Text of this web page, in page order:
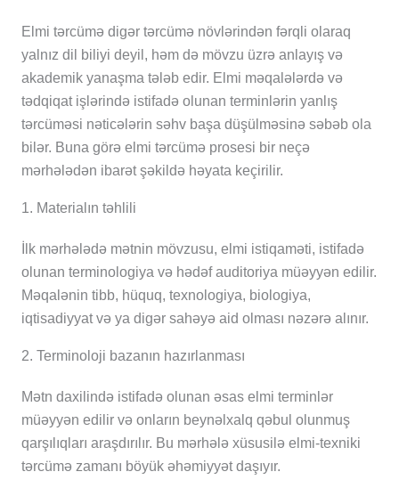
Elmi tərcümə digər tərcümə növlərindən fərqli olaraq
yalnız dil biliyi deyil, həm də mövzu üzrə anlayış və
akademik yanaşma tələb edir. Elmi məqalələrdə və
tədqiqat işlərində istifadə olunan terminlərin yanlış
tərcüməsi nəticələrin səhv başa düşülməsinə səbəb ola
bilər. Buna görə elmi tərcümə prosesi bir neçə
mərhələdən ibarət şəkildə həyata keçirilir.
1. Materialın təhlili
İlk mərhələdə mətnin mövzusu, elmi istiqaməti, istifadə
olunan terminologiya və hədəf auditoriya müəyyən edilir.
Məqalənin tibb, hüquq, texnologiya, biologiya,
iqtisadiyyat və ya digər sahəyə aid olması nəzərə alınır.
2. Terminoloji bazanın hazırlanması
Mətn daxilində istifadə olunan əsas elmi terminlər
müəyyən edilir və onların beynəlxalq qəbul olunmuş
qarşılıqları araşdırılır. Bu mərhələ xüsusilə elmi-texniki
tərcümə zamanı böyük əhəmiyyət daşıyır.